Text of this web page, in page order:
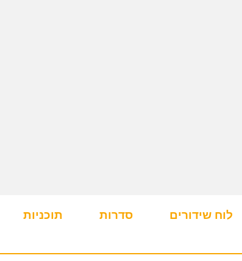
לוח שידורים סדרות תוכניות